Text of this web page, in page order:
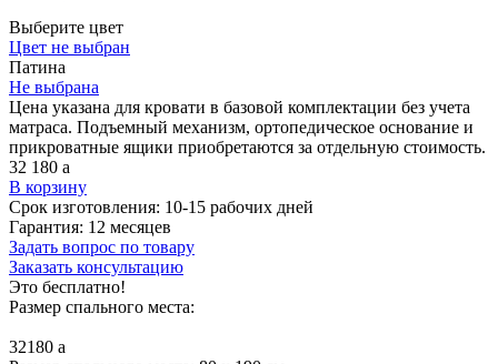
Выберите цвет
Цвет не выбран
Патина
Не выбрана
Цена указана для кровати в базовой комплектации без учета
матраса. Подъемный механизм, ортопедическое основание и
прикроватные ящики приобретаются за отдельную стоимость.
32 180 a
В корзину
Срок изготовления: 10-15 рабочих дней
Гарантия: 12 месяцев
Задать вопрос по товару
Заказать консультацию
Это бесплатно!
Размер спального места:
32180 a